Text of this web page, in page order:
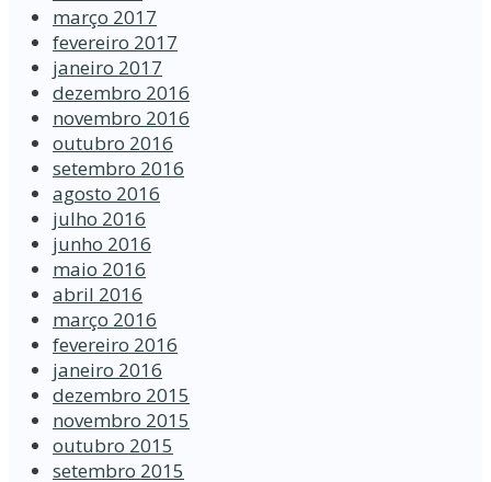
março 2017
fevereiro 2017
janeiro 2017
dezembro 2016
novembro 2016
outubro 2016
setembro 2016
agosto 2016
julho 2016
junho 2016
maio 2016
abril 2016
março 2016
fevereiro 2016
janeiro 2016
dezembro 2015
novembro 2015
outubro 2015
setembro 2015